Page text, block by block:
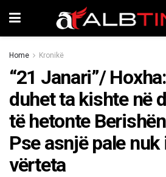
Home Kronikë
“21 Janari”/
duhet ta kishte në
të hetonte
Pse asnjë pale
vërteta